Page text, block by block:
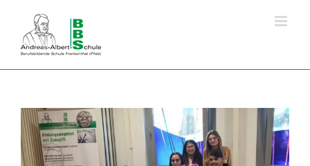
springen
Zeige
grösseres
Bild